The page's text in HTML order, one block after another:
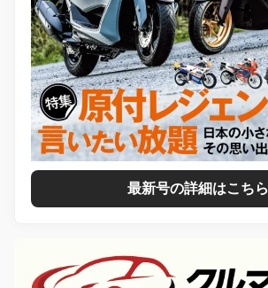
最新号の詳細はこちら